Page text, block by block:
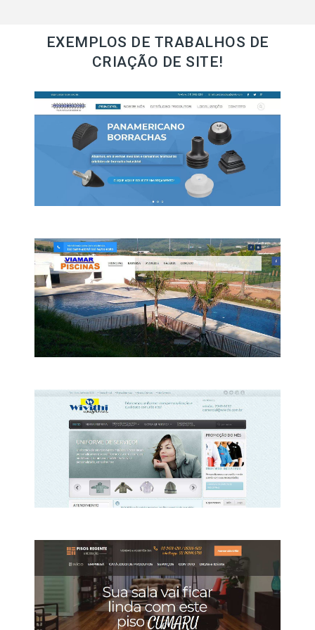
EXEMPLOS DE TRABALHOS DE
CRIAÇÃO DE SITE!
Panamericano Ind. E Comercio De Peças
Tecnicas Ltda-Epp Industria nacional
fundada em 1986 com mais de 30 anos
sempre com objetivo de desenvolver peças
de borracha e soluções para o setor
industrial. VISITE ESSE SITE
A Viamar Piscinas atua a mais de 10 anos
no mercado, sempre visando oferecer o
melhor atendimento e a maior variedade
nos quesitos. Temos mão de obras
especializadas na construção ou reforma da
piscina.
A WIVITHI UNIFORMES é especializada em
criar, desenvolver e confeccionar uniformes
femininos e masculinos para todos os
seguimentos, (corporativo, escolares,
industriais, hospitalar, comerciais, limpeza,
portarias, área alimentícia, promoção e
afins).